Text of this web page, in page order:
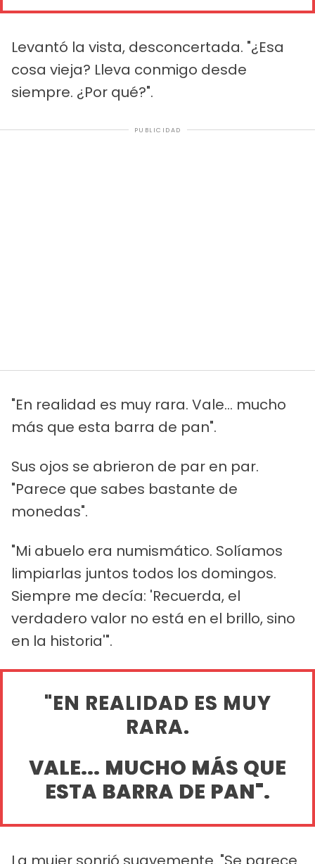
Levantó la vista, desconcertada. "¿Esa
cosa vieja? Lleva conmigo desde
siempre. ¿Por qué?".
PUBLICIDAD
"En realidad es muy rara. Vale... mucho
más que esta barra de pan".
Sus ojos se abrieron de par en par.
"Parece que sabes bastante de
monedas".
"Mi abuelo era numismático. Solíamos
limpiarlas juntos todos los domingos.
Siempre me decía: 'Recuerda, el
verdadero valor no está en el brillo, sino
en la historia'".
"EN REALIDAD ES MUY
RARA.
VALE... MUCHO MÁS QUE
ESTA BARRA DE PAN".